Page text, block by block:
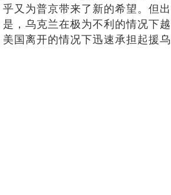
乎又为普京带来了新的希望。但
是，乌克兰在极为不利的情况下
美国离开的情况下迅速承担起援